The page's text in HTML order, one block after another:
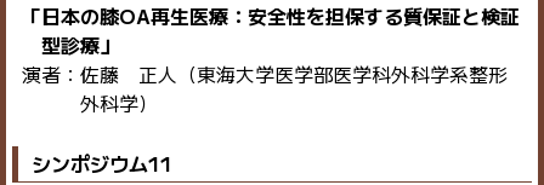
「日本の膝OA再生医療：安全性を担保する質保証と検証
型診療」
演者：佐藤 正人（東海大学医学部医学科外科学系整形
外科学）
シンポジウム11